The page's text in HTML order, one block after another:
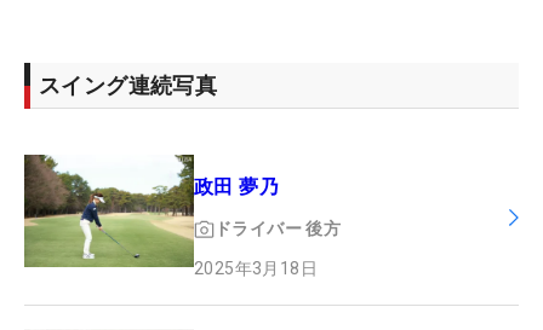
スイング連続写真
政田 夢乃
ドライバー 後方
2025年3月18日